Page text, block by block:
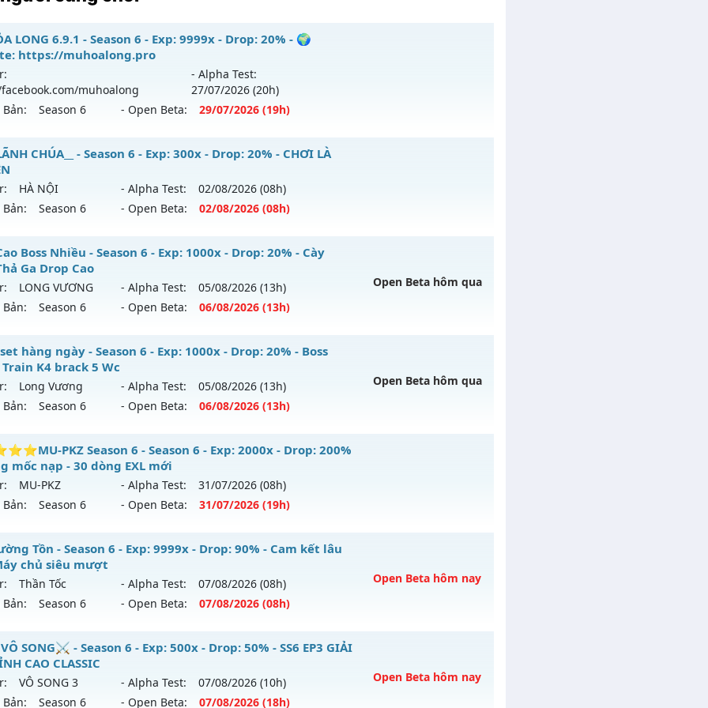
LONG 6.9.1 - Season 6 - Exp: 9999x - Drop: 20% - 🌍
https://muhoalong.pro
muhoalong
- Alpha Test:
27/07/2026(20h)
Season 6 - Open Beta: 29/07/2026 (19h)
LONG 6.9.1 - 🌍 Website: https://muhoalong.pro
ra tháng 07 2026 - Mở máy chủhttps://facebook.com/muhoalong
07/2626
Non Reset
Mu Nguyên bản Webzen
Xshiel
LÃNH CHÚA__ - Season 6 - Exp: 300x - Drop: 20% - CHƠI LÀ
HÀ NỘI - Alpha Test: 02/08/2026 (08h)
Season 6 - Open Beta: 02/08/2026 (08h)
LÃNH CHÚA__ - CHƠI LÀ NGHIỀN
mới ra tháng 08 2026 - Mở máy chủHÀ NỘIvào 08h ngày 02/08/2626
300x - Drop: 20%
loại: Mu Nguyên bản Webzen
GoldShield
Boss Nhiều - Season 6 - Exp: 1000x - Drop: 20% - Cày
Ga Drop Cao
LONG VƯƠNG - Alpha Test: 05/08/2026 (13h)
Season 6 - Open Beta: 06/08/2026 (13h)
Open Beta hôm qua
Cao Boss Nhiều - Cày Cuốc Thả Ga Drop Cao
mới ra tháng 08 2026 - Mở máy chủLONG VƯƠNG
vào 13h ngày 06/08/2626
1000x - Drop: 20%
loại: Mu Nguyên bản Webzen
GameGuard
hàng ngày - Season 6 - Exp: 1000x - Drop: 20% - Boss
K4 brack 5 Wc
Long Vương - Alpha Test: 05/08/2026 (13h)
Season 6 - Open Beta: 06/08/2026 (13h)
Open Beta hôm qua
hàng ngày - Boss Nhiều Train K4 brack 5 Wc
mới ra tháng 08 2026 - Mở máy chủLong Vương
1000x - Drop: 20%
loại: Mu Nguyên bản Webzen
GameGuard
PKZ Season 6 - Season 6 - Exp: 2000x - Drop: 200%
mốc nạp - 30 dòng EXL mới
MU-PKZ - Alpha Test: 31/07/2026 (08h)
Season 6 - Open Beta: 31/07/2026 (19h)
PKZ Season 6 - Không mốc nạp - 30 dòng EXL mới
mới ra tháng 07 2026 - Mở máy chủMU-PKZvào 19h ngày 31/07/2626
2000x - Drop: 200%
loại: Mu Nguyên bản Webzen
SuperAnti
Tồn - Season 6 - Exp: 9999x - Drop: 90% - Cam kết lâu
chủ siêu mượt
Thần Tốc - Alpha Test: 07/08/2026 (08h)
Season 6 - Open Beta: 07/08/2026 (08h)
Open Beta hôm nay
Tồn - Cam kết lâu dài - Máy chủ siêu mượt
mới ra tháng 08 2026 - Mở máy chủThần Tốcvào 08h ngày 07/08/2626
9999x - Drop: 90%
SONG⚔️ - Season 6 - Exp: 500x - Drop: 50% - SS6 EP3 GIẢI
CAO CLASSIC
VÔ SONG 3 - Alpha Test: 07/08/2026 (10h)
Season 6 - Open Beta: 07/08/2026 (18h)
Open Beta hôm nay